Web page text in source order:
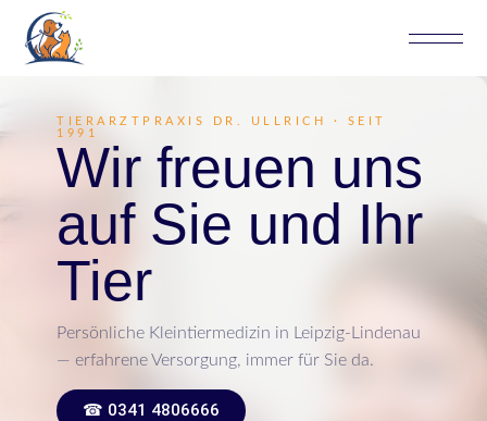
TIERARZTPRAXIS DR. ULLRICH · SEIT
1991
Wir freuen uns
auf Sie und Ihr
Tier
Persönliche Kleintiermedizin in Leipzig-Lindenau
— erfahrene Versorgung, immer für Sie da.
☎ 0341 4806666